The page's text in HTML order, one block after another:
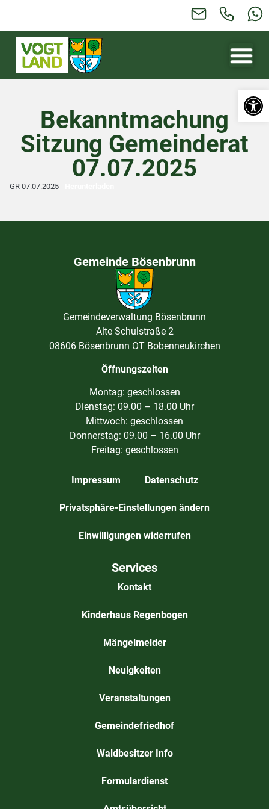
Bekanntmachung
Sitzung Gemeinderat
07.07.2025
GR 07.07.2025
Gemeinde Bösenbrunn
Gemeindeverwaltung Bösenbrunn
Alte Schulstraße 2
08606 Bösenbrunn OT Bobenneukirchen
Öffnungszeiten
Montag: geschlossen
Dienstag: 09.00 – 18.00 Uhr
Mittwoch: geschlossen
Donnerstag: 09.00 – 16.00 Uhr
Freitag: geschlossen
Impressum Datenschutz
Privatsphäre-Einstellungen ändern
Einwilligungen widerrufen
Services
Kontakt
Kinderhaus Regenbogen
Mängelmelder
Neuigkeiten
Veranstaltungen
Gemeindefriedhof
Waldbesitzer Info
Formulardienst